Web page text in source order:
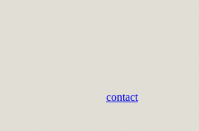
contact